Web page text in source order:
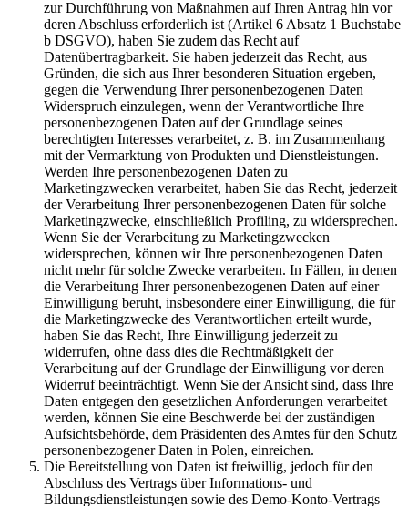
zur Durchführung von Maßnahmen auf Ihren Antrag hin vor
deren Abschluss erforderlich ist (Artikel 6 Absatz 1 Buchstabe
b DSGVO), haben Sie zudem das Recht auf
Datenübertragbarkeit. Sie haben jederzeit das Recht, aus
Gründen, die sich aus Ihrer besonderen Situation ergeben,
gegen die Verwendung Ihrer personenbezogenen Daten
Widerspruch einzulegen, wenn der Verantwortliche Ihre
personenbezogenen Daten auf der Grundlage seines
berechtigten Interesses verarbeitet, z. B. im Zusammenhang
mit der Vermarktung von Produkten und Dienstleistungen.
Werden Ihre personenbezogenen Daten zu
Marketingzwecken verarbeitet, haben Sie das Recht, jederzeit
der Verarbeitung Ihrer personenbezogenen Daten für solche
Marketingzwecke, einschließlich Profiling, zu widersprechen.
Wenn Sie der Verarbeitung zu Marketingzwecken
widersprechen, können wir Ihre personenbezogenen Daten
nicht mehr für solche Zwecke verarbeiten. In Fällen, in denen
die Verarbeitung Ihrer personenbezogenen Daten auf einer
Einwilligung beruht, insbesondere einer Einwilligung, die für
die Marketingzwecke des Verantwortlichen erteilt wurde,
haben Sie das Recht, Ihre Einwilligung jederzeit zu
widerrufen, ohne dass dies die Rechtmäßigkeit der
Verarbeitung auf der Grundlage der Einwilligung vor deren
Widerruf beeinträchtigt. Wenn Sie der Ansicht sind, dass Ihre
Daten entgegen den gesetzlichen Anforderungen verarbeitet
werden, können Sie eine Beschwerde bei der zuständigen
Aufsichtsbehörde, dem Präsidenten des Amtes für den Schutz
personenbezogener Daten in Polen, einreichen.
Die Bereitstellung von Daten ist freiwillig, jedoch für den
Abschluss des Vertrags über Informations- und
Bildungsdienstleistungen sowie des Demo-Konto-Vertrags